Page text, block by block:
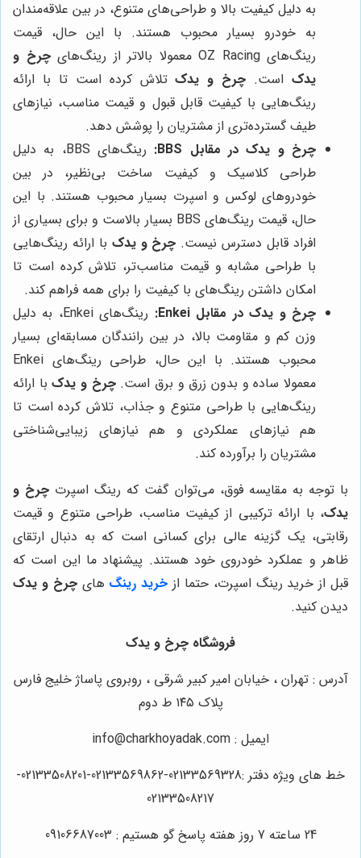
به دلیل کیفیت بالا و طراحی‌های متنوع، در بین علاقه‌مندان
به خودرو بسیار محبوب هستند. با این حال، قیمت
رینگ‌های OZ Racing معمولا بالاتر از رینگ‌های
چرخ و
یدکاست. چرخ و یدکتلاش کرده است تا با ارائه
رینگ‌هایی با کیفیت قابل قبول و قیمت مناسب، نیازهای
طیف گسترده‌تری از مشتریان را پوشش دهد.
چرخ و یدکدر مقابل BBS:
رینگ‌های BBS، به دلیل
طراحی کلاسیک و کیفیت ساخت بی‌نظیر، در بین
خودروهای لوکس و اسپرت بسیار محبوب هستند. با این
حال، قیمت رینگ‌های BBS بسیار بالاست و برای بسیاری از
افراد قابل دسترس نیست. چرخ و یدک با ارائه رینگ‌هایی
با طراحی مشابه و قیمت مناسب‌تر، تلاش کرده است تا
امکان داشتن رینگ‌های با کیفیت را برای همه فراهم کند.
چرخ و یدکدر مقابل Enkei:
رینگ‌های Enkei، به دلیل
وزن کم و مقاومت بالا، در بین رانندگان مسابقه‌ای بسیار
محبوب هستند. با این حال، طراحی رینگ‌های Enkei
معمولا ساده و بدون زرق و برق است.چرخ و یدکبا ارائه
رینگ‌هایی با طراحی متنوع و جذاب، تلاش کرده است تا
هم نیازهای عملکردی و هم نیازهای زیبایی‌شناختی
مشتریان را برآورده کند.
با توجه به مقایسه فوق، می‌توان گفت که رینگ اسپرت چرخ و
یدک، با ارائه ترکیبی از کیفیت مناسب، طراحی متنوع و قیمت
رقابتی، یک گزینه عالی برای کسانی است که به دنبال ارتقای
ظاهر و عملکرد خودروی خود هستند. پیشنهاد ما این است که
قبل از خرید رینگ اسپرت، حتما از خرید رینگ هایچرخ و یدک
دیدن کنید.
فروشگاه چرخ و یدک
آدرس : تهران ، خیابان امیر کبیر شرقی ، روبروی پاساژ خلیج فارس
پلاک ۱۴۵ ط دوم
ایمیل : info@charkhoyadak.com
خط های ویژه دفتر :02133569328-02133569862-02133508201-
02133508217
24 ساعته 7 روز هفته پاسخ گو هستیم : 09106687003